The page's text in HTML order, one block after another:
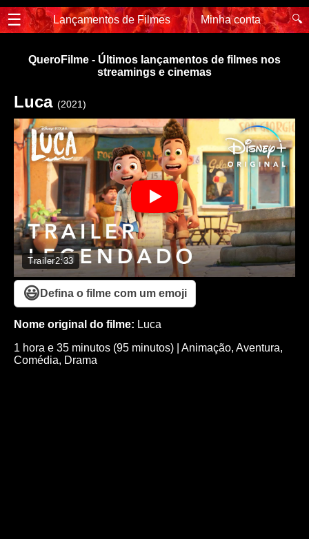
☰ Lançamentos de Filmes Minha conta 🔍
QueroFilme - Últimos lançamentos de filmes nos
streamings e cinemas
Luca (2021)
Trailer2:33
😃 Defina o filme com um emoji
Nome original do filme: Luca
1 hora e 35 minutos (95 minutos)
Animação, Aventura,
Comédia, Drama